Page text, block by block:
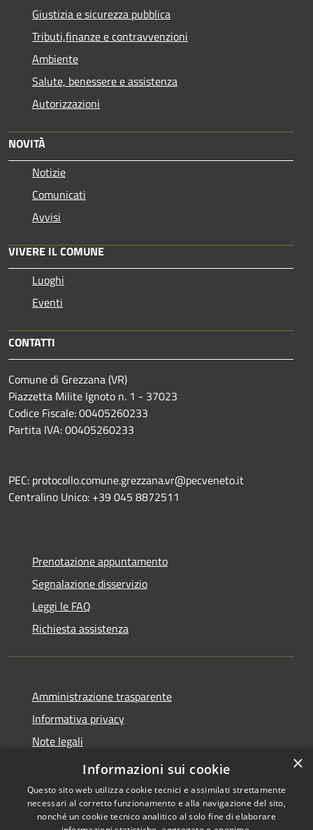
Giustizia e sicurezza pubblica
Tributi,finanze e contravvenzioni
Ambiente
Salute, benessere e assistenza
Autorizzazioni
NOVITÀ
Notizie
Comunicati
Avvisi
VIVERE IL COMUNE
Luoghi
Eventi
CONTATTI
Comune di Grezzana (VR)
Piazzetta Milite Ignoto n. 1 - 37023
Codice Fiscale: 00405260233
Partita IVA: 00405260233
PEC: protocollo.comune.grezzana.vr@pecveneto.it
Centralino Unico: +39 045 8872511
Prenotazione appuntamento
Segnalazione disservizio
Leggi le FAQ
Richiesta assistenza
Amministrazione trasparente
Informativa privacy
Note legali
Dichiarazione di accessibilità
×
Informazioni sui cookie
Questo sito web utilizza cookie tecnici e assimilati strettamente
necessari al corretto funzionamento e alla navigazione del sito,
nonché un cookie tecnico analitico al solo fine di elaborare